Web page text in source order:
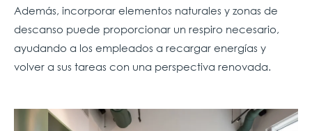
Además, incorporar elementos naturales y zonas de
descanso puede proporcionar un respiro necesario,
ayudando a los empleados a recargar energías y
volver a sus tareas con una perspectiva renovada.